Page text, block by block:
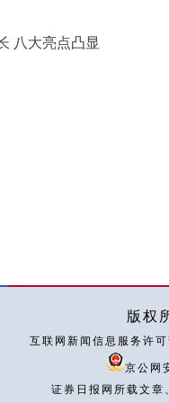
八大亮点凸显
版权
互联网新闻信息服务许
京公网
证券日报网所载文章